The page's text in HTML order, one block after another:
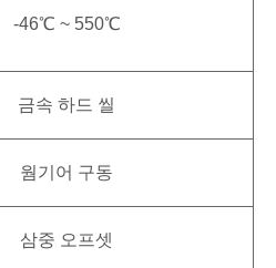
-46℃ ~ 550℃
금속 하드 씰
웜기어 구동
삼중 오프셋